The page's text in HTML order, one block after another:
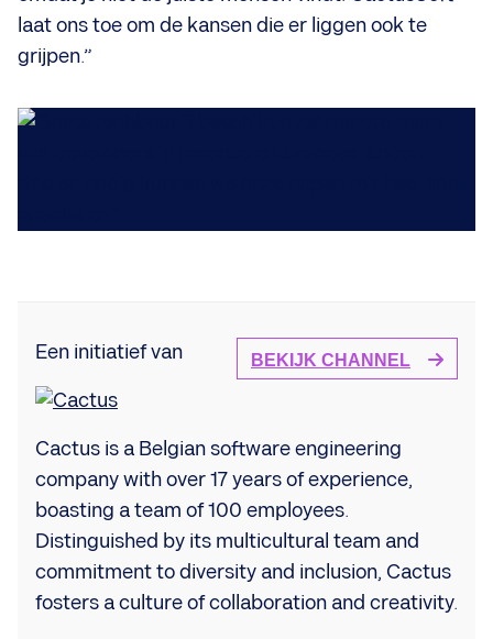
laat ons toe om de kansen die er liggen ook te
grijpen.”
BEKIJK CHANNEL
Een initiatief van
Cactus is a Belgian software engineering
company with over 17 years of experience,
boasting a team of 100 employees.
Distinguished by its multicultural team and
commitment to diversity and inclusion, Cactus
fosters a culture of collaboration and creativity.